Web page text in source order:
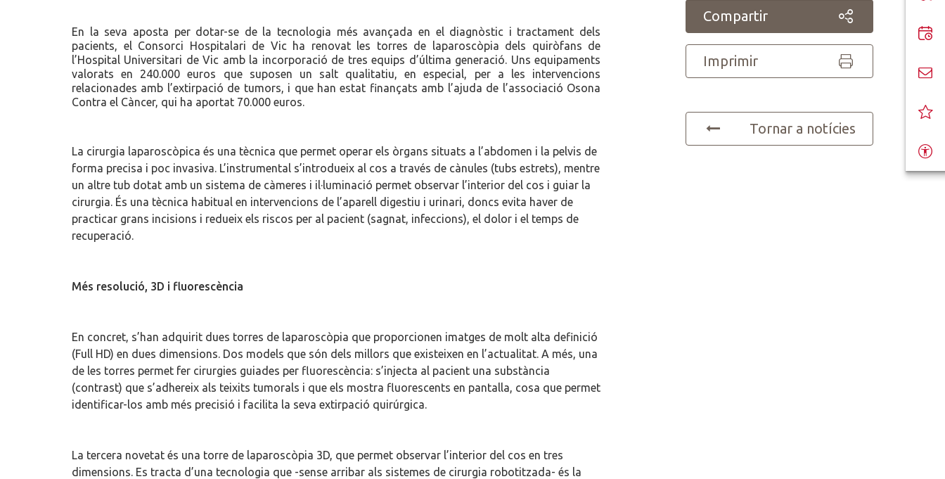
En la seva aposta per dotar-se de la tecnologia més avançada en el diagnòstic i tractament dels
pacients, el Consorci Hospitalari de Vic ha renovat les torres de laparoscòpia dels quiròfans de
l’Hospital Universitari de Vic amb la incorporació de tres equips d’última generació. Uns equipaments
valorats en 240.000 euros que suposen un salt qualitatiu, en especial, per a les intervencions
relacionades amb l’extirpació de tumors, i que han estat finançats amb l’ajuda de l’associació Osona
Contra el Càncer, qui ha aportat 70.000 euros.
La cirurgia laparoscòpica és una tècnica que permet operar els òrgans situats a l’abdomen i la pelvis de
forma precisa i poc invasiva. L’instrumental s’introdueix al cos a través de cànules (tubs estrets), mentre
un altre tub dotat amb un sistema de càmeres i il·luminació permet observar l’interior del cos i guiar la
cirurgia. És una tècnica habitual en intervencions de l’aparell digestiu i urinari, doncs evita haver de
practicar grans incisions i redueix els riscos per al pacient (sagnat, infeccions), el dolor i el temps de
recuperació.
Més resolució, 3D i fluorescència
En concret, s’han adquirit dues torres de laparoscòpia que proporcionen imatges de molt alta definició
(Full HD) en dues dimensions. Dos models que són dels millors que existeixen en l’actualitat. A més, una
de les torres permet fer cirurgies guiades per fluorescència: s’injecta al pacient una substància
(contrast) que s’adhereix als teixits tumorals i que els mostra fluorescents en pantalla, cosa que permet
identificar-los amb més precisió i facilita la seva extirpació quirúrgica.
La tercera novetat és una torre de laparoscòpia 3D, que permet observar l’interior del cos en tres
dimensions. Es tracta d’una tecnologia que -sense arribar als sistemes de cirurgia robotitzada- és la
Compartir
Imprimir
Tornar a notícies